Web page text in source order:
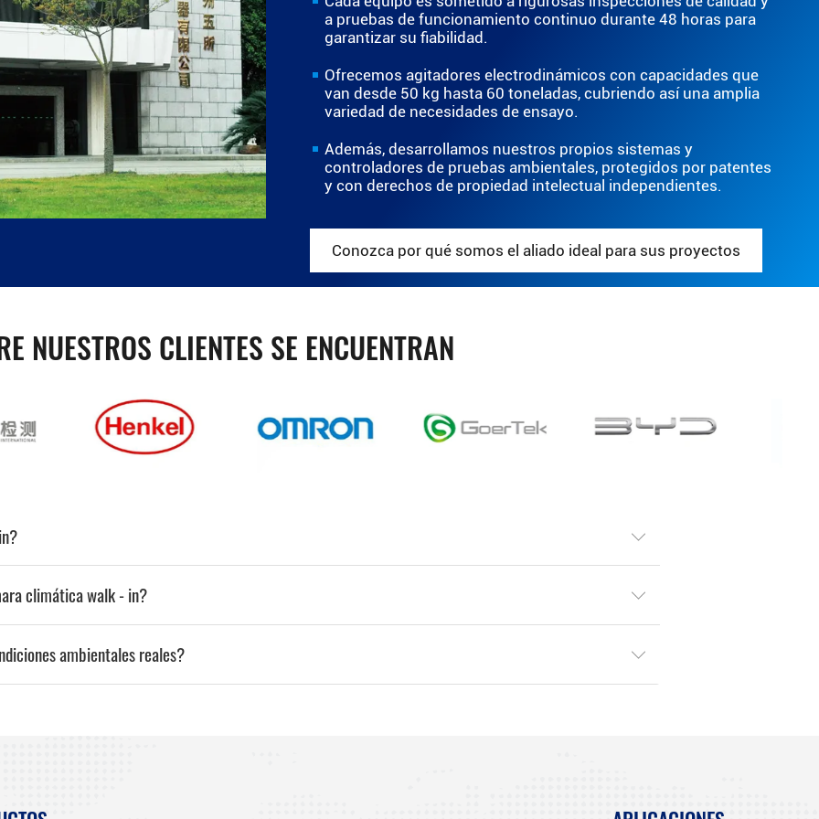
a pruebas de funcionamiento continuo durante 48 horas para
garantizar su fiabilidad.
Ofrecemos agitadores electrodinámicos con capacidades que
van desde 50 kg hasta 60 toneladas, cubriendo así una amplia
variedad de necesidades de ensayo.
Además, desarrollamos nuestros propios sistemas y
controladores de pruebas ambientales, protegidos por patentes
y con derechos de propiedad intelectual independientes.
Conozca por qué somos el aliado ideal para sus proyectos
NUESTROS CLIENTES SE ENCUENTRAN
climática walk - in?
ambientales reales?